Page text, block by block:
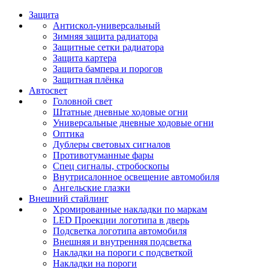
Защита
Антискол-универсальный
Зимняя защита радиатора
Защитные сетки радиатора
Защита картера
Защита бампера и порогов
Защитная плёнка
Автосвет
Головной свет
Штатные дневные ходовые огни
Универсальные дневные ходовые огни
Оптика
Дублеры световых сигналов
Противотуманные фары
Спец сигналы, стробоскопы
Внутрисалонное освещение автомобиля
Ангельские глазки
Внешний стайлинг
Хромированные накладки по маркам
LED Проекции логотипа в дверь
Подсветка логотипа автомобиля
Внешняя и внутренняя подсветка
Накладки на пороги с подсветкой
Накладки на пороги